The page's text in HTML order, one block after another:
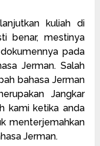
kuliah di
benar, mestinya
pada
Jerman. Salah
bahasa Jerman
Jangkar
kami ketika anda
menterjemahkan
Jerman.